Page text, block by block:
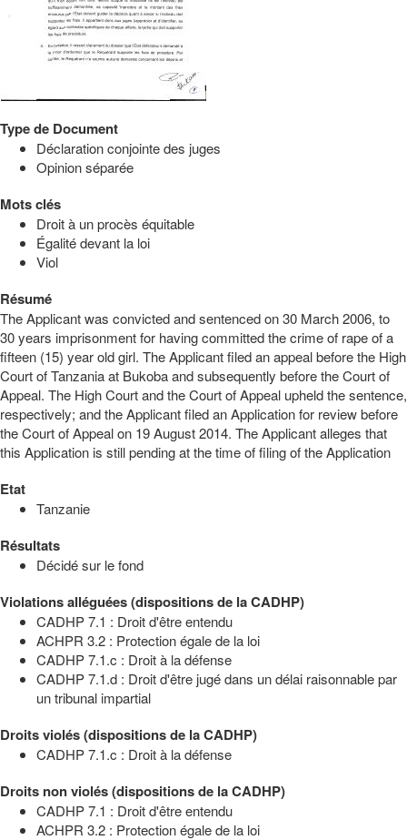
Type de Document
Déclaration conjointe des juges
Opinion séparée
Mots clés
Droit à un procès équitable
Égalité devant la loi
Viol
Résumé
The Applicant was convicted and sentenced on 30 March 2006, to
30 years imprisonment for having committed the crime of rape of a
fifteen (15) year old girl. The Applicant filed an appeal before the High
Court of Tanzania at Bukoba and subsequently before the Court of
Appeal. The High Court and the Court of Appeal upheld the sentence,
respectively; and the Applicant filed an Application for review before
the Court of Appeal on 19 August 2014. The Applicant alleges that
this Application is still pending at the time of filing of the Application
Etat
Tanzanie
Résultats
Décidé sur le fond
Violations alléguées (dispositions de la CADHP)
CADHP 7.1 : Droit d'être entendu
ACHPR 3.2 : Protection égale de la loi
CADHP 7.1.c : Droit à la défense
CADHP 7.1.d : Droit d'être jugé dans un délai raisonnable par
un tribunal impartial
Droits violés (dispositions de la CADHP)
CADHP 7.1.c : Droit à la défense
Droits non violés (dispositions de la CADHP)
CADHP 7.1 : Droit d'être entendu
ACHPR 3.2 : Protection égale de la loi